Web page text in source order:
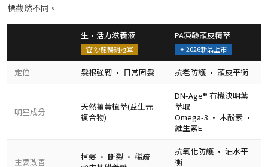
標截然不同。
生·活力滋養液
🏆 沙龍暢銷冠軍
PA凍齡頭皮精萃
✦ 2026新品上市
定位 髮根強韌 · 日常固髮 抗老防護 · 頭皮平衡
明星成分
天然薑黃植萃(益生元
複合物)
DN-Age® 有機決明葉
萃取
Omega-3 · 木酚素 ·
維生素E
主要改善
掉髮 · 斷裂 · 稀疏
抗氧化防護 · 油水平
衡